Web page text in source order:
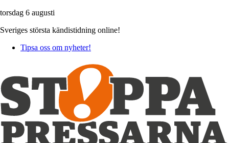
torsdag 6 augusti
Sveriges största kändistidning online!
Tipsa oss om nyheter!